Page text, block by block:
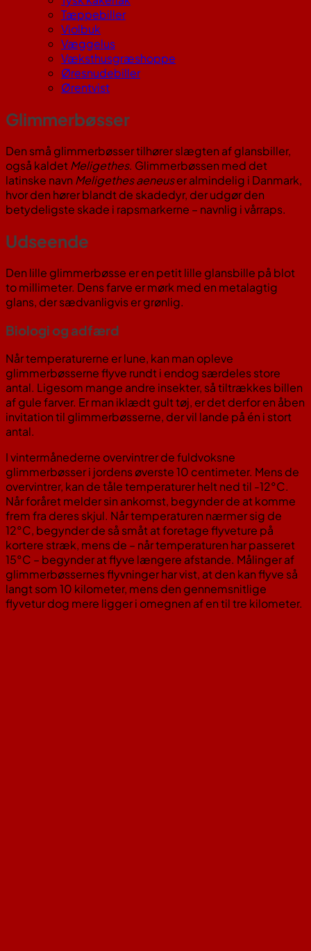
Tæppebiller
Violbuk
Væggelus
Væksthusgræshoppe
Øresnudebiller
Ørentvist
Glimmerbøsser
Den små glimmerbøsser tilhører slægten af glansbiller,
også kaldet Meligethes. Glimmerbøssen med det
latinske navn Meligethes aeneuser almindelig i Danmark,
hvor den hører blandt de skadedyr, der udgør den
betydeligste skade i rapsmarkerne – navnlig i vårraps.
Udseende
Den lille glimmerbøsse er en petit lille glansbille på blot
to millimeter. Dens farve er mørk med en metalagtig
glans, der sædvanligvis er grønlig.
Biologi og adfærd
Når temperaturerne er lune, kan man opleve
glimmerbøsserne flyve rundt i endog særdeles store
antal. Ligesom mange andre insekter, så tiltrækkes billen
af gule farver. Er man iklædt gult tøj, er det derfor en åben
invitation til glimmerbøsserne, der vil lande på én i stort
antal.
I vintermånederne overvintrer de fuldvoksne
glimmerbøsser i jordens øverste 10 centimeter. Mens de
overvintrer, kan de tåle temperaturer helt ned til -12°C.
Når foråret melder sin ankomst, begynder de at komme
frem fra deres skjul. Når temperaturen nærmer sig de
12°C, begynder de så småt at foretage flyveture på
kortere stræk, mens de – når temperaturen har passeret
15°C – begynder at flyve længere afstande. Målinger af
glimmerbøssernes flyvninger har vist, at den kan flyve så
langt som 10 kilometer, mens den gennemsnitlige
flyvetur dog mere ligger i omegnen af en til tre kilometer.